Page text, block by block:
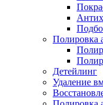
Полировка
Детейлинг
Удаление